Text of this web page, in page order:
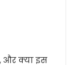
और क्या इस